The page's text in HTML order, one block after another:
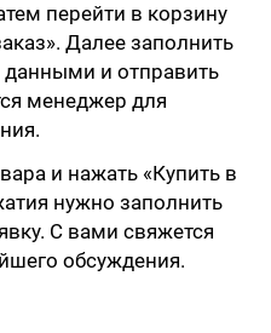
перейти в корзину
Далее заполнить
и отправить
менеджер для
и нажать «Купить в
нужно заполнить
С вами свяжется
обсуждения.